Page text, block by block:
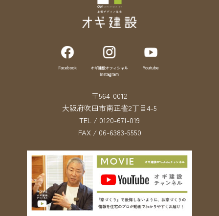
〒564-0012
大阪府吹田市南正雀2丁目4-5
TEL / 0120-671-019
FAX / 06-6383-5550